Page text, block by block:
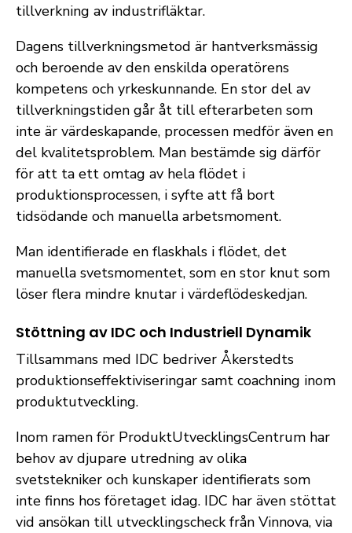
tillverkning av industrifläktar.
Dagens tillverkningsmetod är hantverksmässig
och beroende av den enskilda operatörens
kompetens och yrkeskunnande. En stor del av
tillverkningstiden går åt till efterarbeten som
inte är värdeskapande, processen medför även en
del kvalitetsproblem. Man bestämde sig därför
för att ta ett omtag av hela flödet i
produktionsprocessen, i syfte att få bort
tidsödande och manuella arbetsmoment.
Man identifierade en flaskhals i flödet, det
manuella svetsmomentet, som en stor knut som
löser flera mindre knutar i värdeflödeskedjan.
Stöttning av IDC och Industriell Dynamik
Tillsammans med IDC bedriver Åkerstedts
produktionseffektiviseringar samt coachning inom
produktutveckling.
Inom ramen för ProduktUtvecklingsCentrum har
behov av djupare utredning av olika
svetstekniker och kunskaper identifierats som
inte finns hos företaget idag. IDC har även stöttat
vid ansökan till utvecklingscheck från Vinnova, via